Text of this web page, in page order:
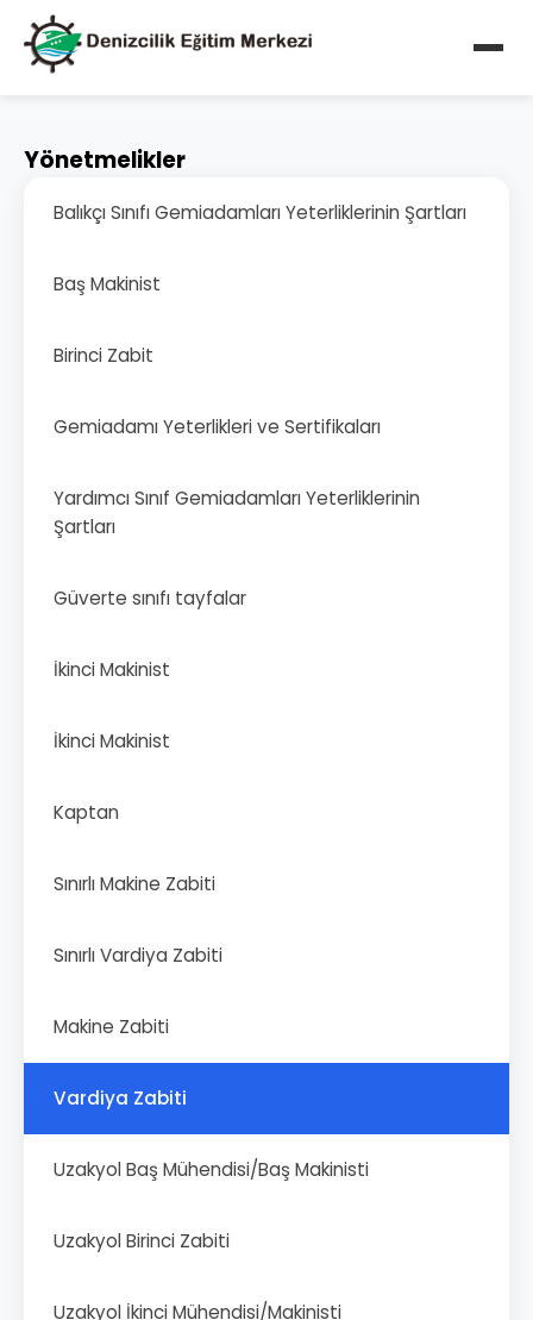
Yönetmelikler
Balıkçı Sınıfı Gemiadamları Yeterliklerinin Şartları
Baş Makinist
Birinci Zabit
Gemiadamı Yeterlikleri ve Sertifikaları
Yardımcı Sınıf Gemiadamları Yeterliklerinin
Şartları
Güverte sınıfı tayfalar
İkinci Makinist
İkinci Makinist
Kaptan
Sınırlı Makine Zabiti
Sınırlı Vardiya Zabiti
Makine Zabiti
Vardiya Zabiti
Uzakyol Baş Mühendisi/Baş Makinisti
Uzakyol Birinci Zabiti
Uzakyol İkinci Mühendisi/Makinisti